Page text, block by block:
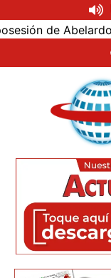
de Abelardo De